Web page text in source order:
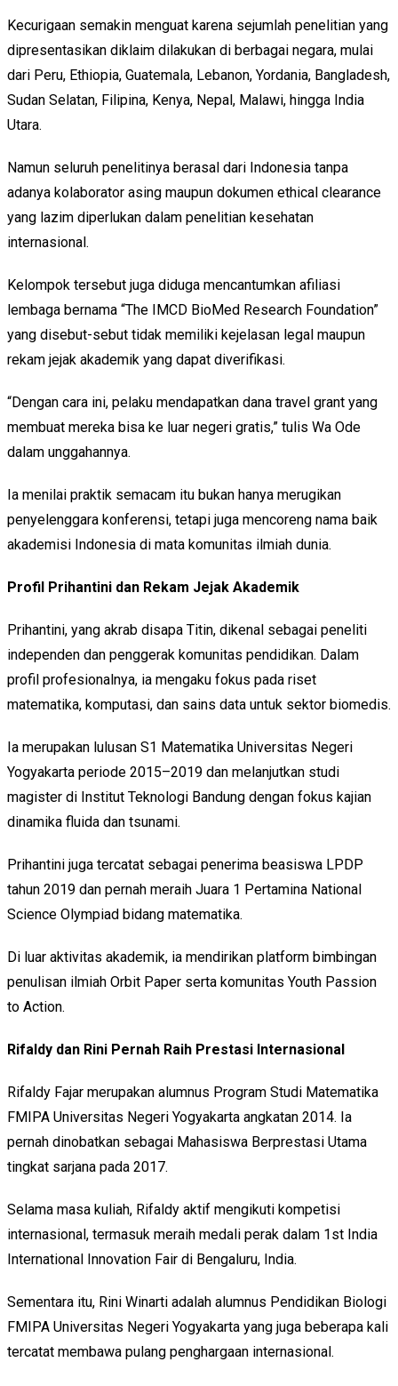
Kecurigaan semakin menguat karena sejumlah penelitian yang
dipresentasikan diklaim dilakukan di berbagai negara, mulai
dari Peru, Ethiopia, Guatemala, Lebanon, Yordania, Bangladesh,
Sudan Selatan, Filipina, Kenya, Nepal, Malawi, hingga India
Utara.
Namun seluruh penelitinya berasal dari Indonesia tanpa
adanya kolaborator asing maupun dokumen ethical clearance
yang lazim diperlukan dalam penelitian kesehatan
internasional.
Kelompok tersebut juga diduga mencantumkan afiliasi
lembaga bernama “The IMCD BioMed Research Foundation”
yang disebut-sebut tidak memiliki kejelasan legal maupun
rekam jejak akademik yang dapat diverifikasi.
“Dengan cara ini, pelaku mendapatkan dana travel grant yang
membuat mereka bisa ke luar negeri gratis,” tulis Wa Ode
dalam unggahannya.
Ia menilai praktik semacam itu bukan hanya merugikan
penyelenggara konferensi, tetapi juga mencoreng nama baik
akademisi Indonesia di mata komunitas ilmiah dunia.
Profil Prihantini dan Rekam Jejak Akademik
Prihantini, yang akrab disapa Titin, dikenal sebagai peneliti
independen dan penggerak komunitas pendidikan. Dalam
profil profesionalnya, ia mengaku fokus pada riset
matematika, komputasi, dan sains data untuk sektor biomedis.
Ia merupakan lulusan S1 Matematika Universitas Negeri
Yogyakarta periode 2015–2019 dan melanjutkan studi
magister di Institut Teknologi Bandung dengan fokus kajian
dinamika fluida dan tsunami.
Prihantini juga tercatat sebagai penerima beasiswa LPDP
tahun 2019 dan pernah meraih Juara 1 Pertamina National
Science Olympiad bidang matematika.
Di luar aktivitas akademik, ia mendirikan platform bimbingan
penulisan ilmiah Orbit Paper serta komunitas Youth Passion
to Action.
Rifaldy dan Rini Pernah Raih Prestasi Internasional
Rifaldy Fajar merupakan alumnus Program Studi Matematika
FMIPA Universitas Negeri Yogyakarta angkatan 2014. Ia
pernah dinobatkan sebagai Mahasiswa Berprestasi Utama
tingkat sarjana pada 2017.
Selama masa kuliah, Rifaldy aktif mengikuti kompetisi
internasional, termasuk meraih medali perak dalam 1st India
International Innovation Fair di Bengaluru, India.
Sementara itu, Rini Winarti adalah alumnus Pendidikan Biologi
FMIPA Universitas Negeri Yogyakarta yang juga beberapa kali
tercatat membawa pulang penghargaan internasional.